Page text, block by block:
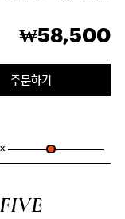
₩58,500
주문하기